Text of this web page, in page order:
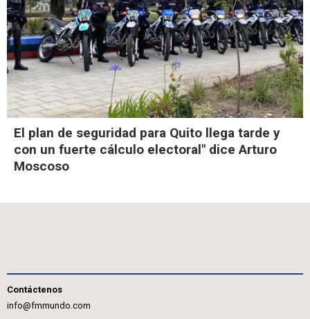
El plan de seguridad para Quito llega tarde y
con un fuerte cálculo electoral" dice Arturo
Moscoso
Contáctenos
info@fmmundo.com